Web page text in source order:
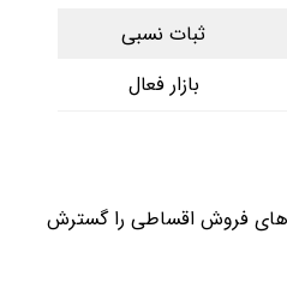
ثبات نسبی
بازار فعال
فروش اقساطی را گسترش